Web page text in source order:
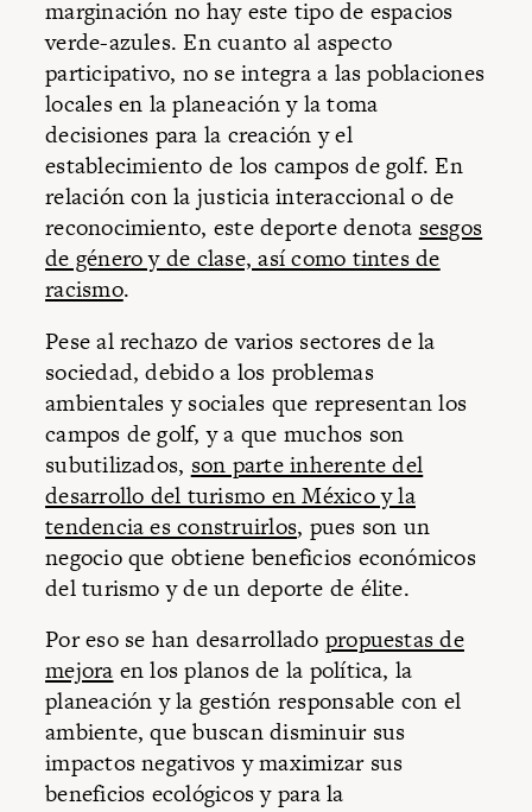
marginación no hay este tipo de espacios
verde-azules. En cuanto al aspecto
participativo, no se integra a las poblaciones
locales en la planeación y la toma
decisiones para la creación y el
establecimiento de los campos de golf. En
relación con la justicia interaccional o de
reconocimiento, este deporte denota sesgos
de género y de clase, así como tintes de
racismo.
Pese al rechazo de varios sectores de la
sociedad, debido a los problemas
ambientales y sociales que representan los
campos de golf, y a que muchos son
subutilizados, son parte inherente del
desarrollo del turismo en México y la
tendencia es construirlos, pues son un
negocio que obtiene beneficios económicos
del turismo y de un deporte de élite.
Por eso se han desarrollado propuestas de
mejora en los planos de la política, la
planeación y la gestión responsable con el
ambiente, que buscan disminuir sus
impactos negativos y maximizar sus
beneficios ecológicos y para la